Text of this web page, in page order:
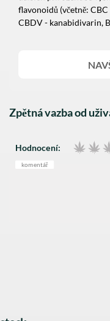
Zpětná vazba od
Hodnocení:
komentář
flavonoidů (včetně:
CBDV - kanabidivarin,